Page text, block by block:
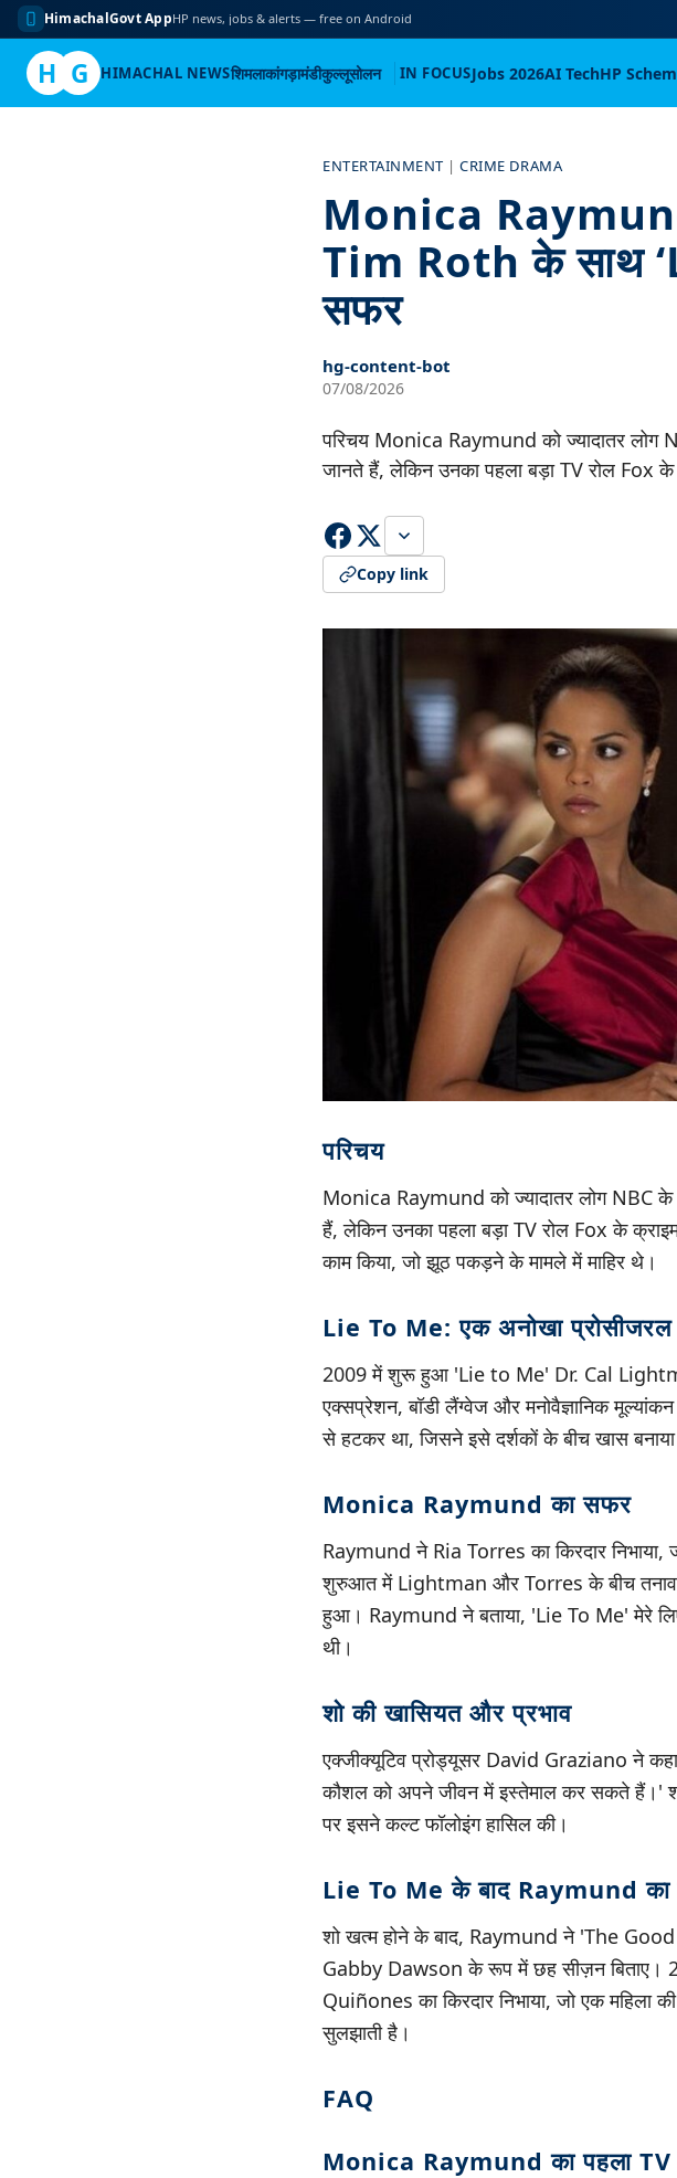
HimachalGovt AppHP news, jobs & alerts — free on Android
H G HIMACHAL NEWSशिमलाकांगड़ामंडीकुल्लूसोलन IN FOCUSJobs 2026AI TechHP
ENTERTAINMENT |CRIME DRAMA
Monica Raymund
Tim Roth के साथ
सफर
hg-content-bot
07/08/2026
परिचय Monica Raymund को ज्यादातर
जानते हैं, लेकिन उनका पहला बड़ा TV रोल Fox
Copy link
परिचय
Monica Raymund को ज्यादातर लोग NBC
हैं, लेकिन उनका पहला बड़ा TV रोल Fox के
काम किया, जो झूठ पकड़ने के मामले में माहिर थे।
Lie To Me: एक अनोखा प्रोसीजरल
2009 में शुरू हुआ 'Lie to Me' Dr. Cal
एक्सप्रेशन, बॉडी लैंग्वेज और मनोवैज्ञानिक
से हटकर था, जिसने इसे दर्शकों के बीच खास
Monica Raymund का सफर
Raymund ने Ria Torres का किरदार निभाया,
शुरुआत में Lightman और Torres के बीच तनाव
हुआ। Raymund ने बताया, 'Lie To Me' मेरे
थी।
शो की खासियत और प्रभाव
एक्जीक्यूटिव प्रोड्यूसर David Graziano ने
कौशल को अपने जीवन में इस्तेमाल कर सकते हैं।' शो
पर इसने कल्ट फॉलोइंग हासिल की।
Lie To Me के बाद Raymund का
शो खत्म होने के बाद, Raymund ने 'The
Gabby Dawson के रूप में छह सीज़न बिताए।
Quiñones का किरदार निभाया, जो एक महिला
सुलझाती है।
FAQ
Monica Raymund का पहला TV